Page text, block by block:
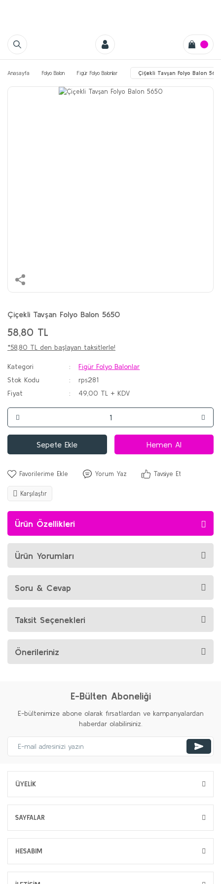
Anasayfa Folyo Balon Figür Folyo Balonlar Çiçekli Tavşan Folyo Balon
Çiçekli Tavşan Folyo Balon 5650
58,80 TL
*58,80 TL den başlayan taksitlerle!
Kategori
Figür Folyo Balonlar
Stok Kodu
rps281
Fiyat
49,00 TL + KDV
Sepete Ekle Hemen Al
Yorum Yaz Tavsiye Et
Karşılaştır
Ürün Özellikleri
Ürün Yorumları
Soru & Cevap
Taksit Seçenekleri
Önerileriniz
E-Bülten Aboneliği
E-bültenimize abone olarak fırsatlardan ve kampanyalardan
haberdar olabilirsiniz.
ÜYELİK
SAYFALAR
HESABIM